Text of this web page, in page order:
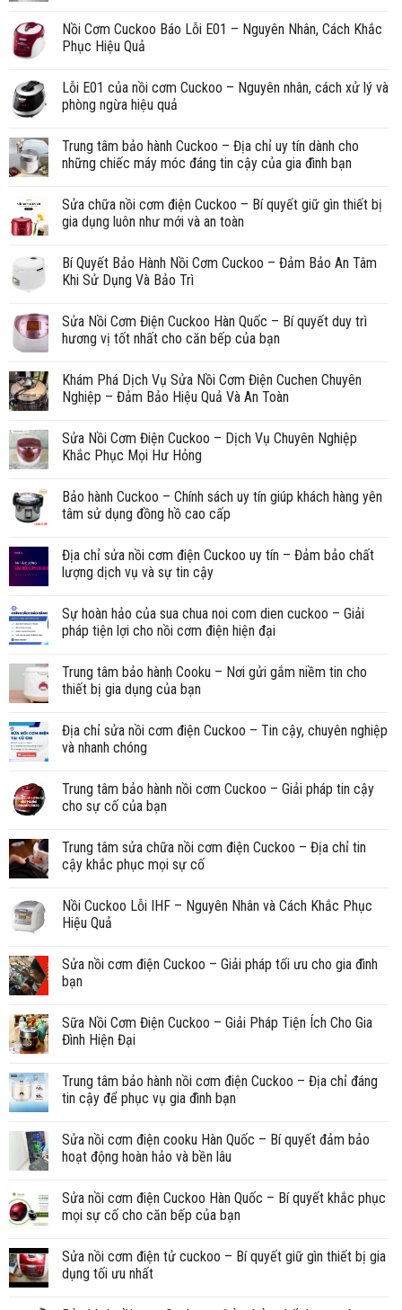
Nồi Cơm Cuckoo Báo Lỗi E01 – Nguyên Nhân, Cách Khắc
Phục Hiệu Quả
Lỗi E01 của nồi cơm Cuckoo – Nguyên nhân, cách xử lý và
phòng ngừa hiệu quả
Trung tâm bảo hành Cuckoo – Địa chỉ uy tín dành cho
những chiếc máy móc đáng tin cậy của gia đình bạn
Sửa chữa nồi cơm điện Cuckoo – Bí quyết giữ gìn thiết bị
gia dụng luôn như mới và an toàn
Bí Quyết Bảo Hành Nồi Cơm Cuckoo – Đảm Bảo An Tâm
Khi Sử Dụng Và Bảo Trì
Sửa Nồi Cơm Điện Cuckoo Hàn Quốc – Bí quyết duy trì
hương vị tốt nhất cho căn bếp của bạn
Khám Phá Dịch Vụ Sửa Nồi Cơm Điện Cuchen Chuyên
Nghiệp – Đảm Bảo Hiệu Quả Và An Toàn
Sửa Nồi Cơm Điện Cuckoo – Dịch Vụ Chuyên Nghiệp
Khắc Phục Mọi Hư Hỏng
Bảo hành Cuckoo – Chính sách uy tín giúp khách hàng yên
tâm sử dụng đồng hồ cao cấp
Địa chỉ sửa nồi cơm điện Cuckoo uy tín – Đảm bảo chất
lượng dịch vụ và sự tin cậy
Sự hoàn hảo của sua chua noi com dien cuckoo – Giải
pháp tiện lợi cho nồi cơm điện hiện đại
Trung tâm bảo hành Cooku – Nơi gửi gắm niềm tin cho
thiết bị gia dụng của bạn
Địa chỉ sửa nồi cơm điện Cuckoo – Tin cậy, chuyên nghiệp
và nhanh chóng
Trung tâm bảo hành nồi cơm Cuckoo – Giải pháp tin cậy
cho sự cố của bạn
Trung tâm sửa chữa nồi cơm điện Cuckoo – Địa chỉ tin
cậy khắc phục mọi sự cố
Nồi Cuckoo Lỗi IHF – Nguyên Nhân và Cách Khắc Phục
Hiệu Quả
Sửa nồi cơm điện Cuckoo – Giải pháp tối ưu cho gia đình
bạn
Sữa Nồi Cơm Điện Cuckoo – Giải Pháp Tiện Ích Cho Gia
Đình Hiện Đại
Trung tâm bảo hành nồi cơm điện Cuckoo – Địa chỉ đáng
tin cậy để phục vụ gia đình bạn
Sửa nồi cơm điện cooku Hàn Quốc – Bí quyết đảm bảo
hoạt động hoàn hảo và bền lâu
Sửa nồi cơm điện Cuckoo Hàn Quốc – Bí quyết khắc phục
mọi sự cố cho căn bếp của bạn
Sửa nồi cơm điện tử cuckoo – Bí quyết giữ gìn thiết bị gia
dụng tối ưu nhất